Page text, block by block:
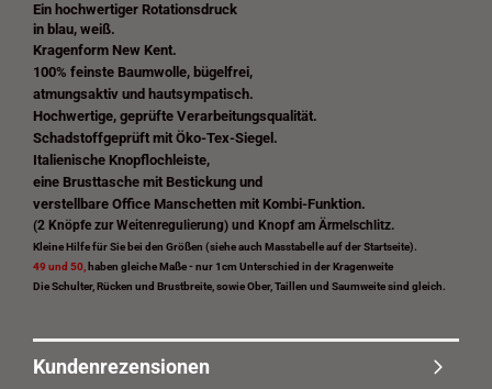
Ein hochwertiger Rotationsdruck
in blau, weiß.
Kragenform New Kent.
100% feinste Baumwolle, bügelfrei,
atmungsaktiv und hautsympatisch.
Hochwertige, geprüfte Verarbeitungsqualität.
Schadstoffgeprüft mit Öko-Tex-Siegel.
Italienische Knopflochleiste,
eine Brusttasche mit Bestickung und
verstellbare Office Manschetten mit Kombi-Funktion.
(2 Knöpfe zur Weitenregulierung) und Knopf am Ärmelschlitz.
Kleine Hilfe für Sie bei den Größen (siehe auch Masstabelle auf der Startseite).
49 und 50, haben gleiche Maße - nur 1cm Unterschied in der Kragenweite
Die Schulter, Rücken und Brustbreite, sowie Ober, Taillen und Saumweite sind gleich.
Kundenrezensionen